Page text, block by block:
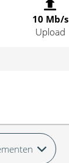
10 Mb/s
Upload